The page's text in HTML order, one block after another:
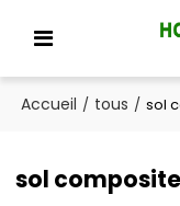
Accueil / tous / sol
sol composite